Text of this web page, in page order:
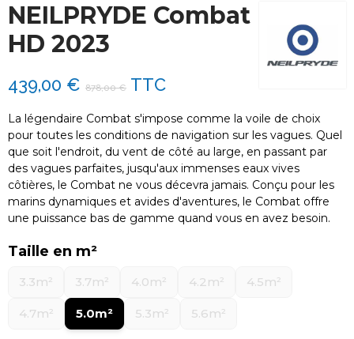
NEILPRYDE Combat
HD 2023
439,00 € 878,00 € TTC
La légendaire Combat s'impose comme la voile de choix
pour toutes les conditions de navigation sur les vagues. Quel
que soit l'endroit, du vent de côté au large, en passant par
des vagues parfaites, jusqu'aux immenses eaux vives
côtières, le Combat ne vous décevra jamais. Conçu pour les
marins dynamiques et avides d'aventures, le Combat offre
une puissance bas de gamme quand vous en avez besoin.
Taille en m²
3.3m² 3.7m² 4.0m² 4.2m² 4.5m²
4.7m² 5.0m² 5.3m² 5.6m²